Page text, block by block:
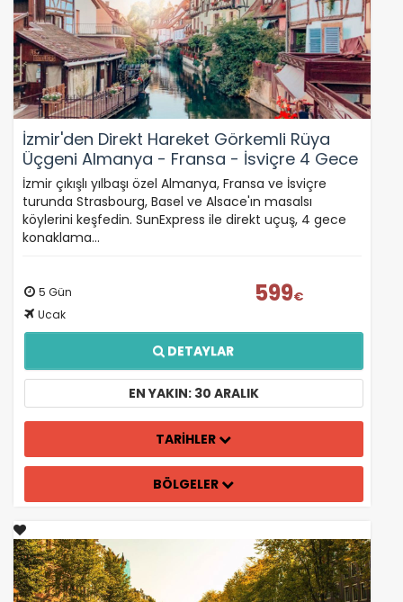
ÇEREZ KULLANIM AYARLARINIZ
Çerez tercihlerinizi
belirleyin.
Daha fazla bilgi içinKVKK bilgilendirmemizi
Zorunlu Çerezler HER ZAMAN AKTIF
Oturum yönetimi, güvenlik ve temel site işlevleri için
İzmir'den Direkt Hareket Görkemli Rüya
Üçgeni Almanya - Fransa - İsviçre 4 Gece
- SunExpress ile 30 Aralık Hareket (Yılbaşı
Özel)
İzmir çıkışlı yılbaşı özel Almanya, Fransa ve İsviçre
turunda Strasbourg, Basel ve Alsace'ın masalsı
köylerini keşfedin. SunExpress ile direkt uçuş, 4 gece
konaklama…
5 Gün
Ucak
599€
DETAYLAR
EN YAKIN: 30 ARALIK
TARİHLER
BÖLGELER